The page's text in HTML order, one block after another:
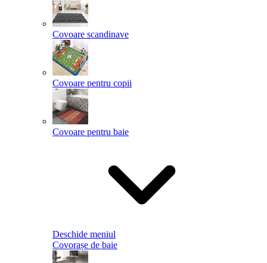
Covoare scandinave
Covoare pentru copii
Covoare pentru baie
Deschide meniul
Covorașe de baie